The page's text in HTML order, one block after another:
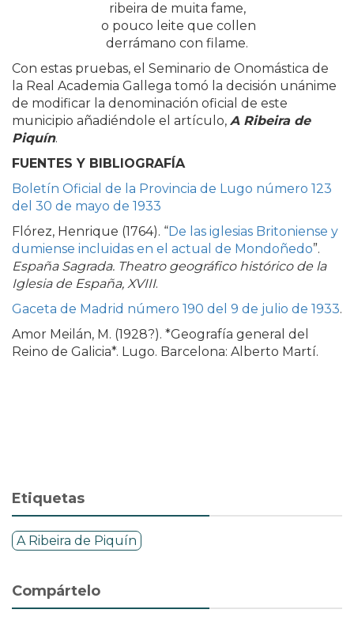
ribeira de muita fame,
o pouco leite que collen
derrámano con filame.
Con estas pruebas, el Seminario de Onomástica de
la Real Academia Gallega tomó la decisión unánime
de modificar la denominación oficial de este
municipio añadiéndole el artículo, A Ribeira de
Piquín.
FUENTES Y BIBLIOGRAFÍA
Boletín Oficial de la Provincia de Lugo número 123
del 30 de mayo de 1933
Flórez, Henrique (1764). “De las iglesias Britoniense y
dumiense incluidas en el actual de Mondoñedo”.
España Sagrada. Theatro geográfico histórico de la
Iglesia de España, XVIII.
Gaceta de Madrid número 190 del 9 de julio de 1933.
Amor Meilán, M. (1928?). *Geografía general del
Reino de Galicia*. Lugo. Barcelona: Alberto Martí.
Etiquetas
A Ribeira de Piquín
Compártelo